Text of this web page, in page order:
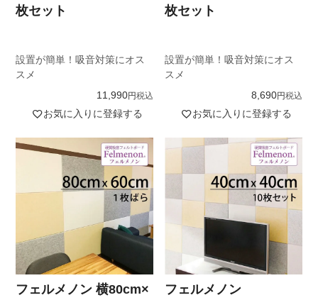
設置が簡単！吸音対策にオス
スメ
枚セット
11,990 税込
お気に入りに登録する
設置が簡単！吸音対策にオス
スメ
枚セット
8,690 税込
お気に入りに登録する
フェルメノン 横80cm×
フェルメノン